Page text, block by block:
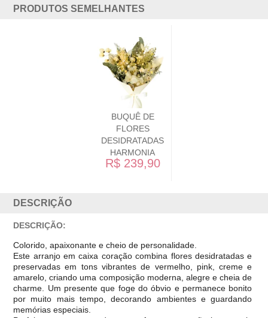
PRODUTOS SEMELHANTES
BUQUÊ DE
FLORES
DESIDRATADAS
HARMONIA
R$ 239,90
DESCRIÇÃO
DESCRIÇÃO:
Colorido, apaixonante e cheio de personalidade.
Este arranjo em caixa coração combina flores desidratadas e
preservadas em tons vibrantes de vermelho, pink, creme e
amarelo, criando uma composição moderna, alegre e cheia de
charme. Um presente que foge do óbvio e permanece bonito
por muito mais tempo, decorando ambientes e guardando
memórias especiais.